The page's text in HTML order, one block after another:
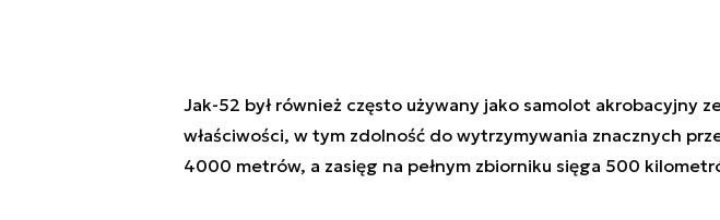
Jak-52 był również często używany jako samolot akrobacyjny
właściwości, w tym zdolność do wytrzymywania znacznych
4000 metrów, a zasięg na pełnym zbiorniku sięga 500